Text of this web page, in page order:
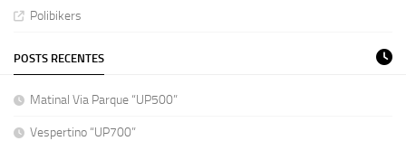
Polibikers
POSTS RECENTES
Matinal Via Parque “UP500”
Vespertino “UP700”